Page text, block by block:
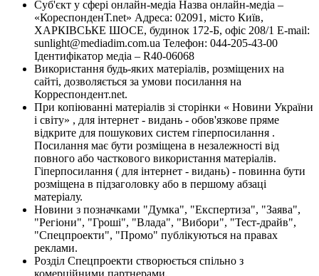
Суб'єкт у сфері онлайн-медіа Назва онлайн-медіа –
«КореспонденТ.net» Адреса: 02091, місто Київ,
ХАРКІВСЬКЕ ШОСЕ, будинок 172-Б, офіс 208/1 E-mail:
sunlight@mediadim.com.ua Телефон: 044-205-43-00
Ідентифікатор медіа – R40-06068
Використання будь-яких матеріалів, розміщених на
сайті, дозволяється за умови посилання на
Корреспондент.net.
При копіюванні матеріалів зі сторінки « Новини України
і світу» , для інтернет - видань - обов'язкове пряме
відкрите для пошукових систем гіперпосилання .
Посилання має бути розміщена в незалежності від
повного або часткового використання матеріалів.
Гіперпосилання ( для інтернет - видань) - повинна бути
розміщена в підзаголовку або в першому абзаці
матеріалу.
Новини з позначками "Думка", "Експертиза", "Заява",
"Регіони", "Гроші", "Влада", "Вибори", "Тест-драйв",
"Спецпроекти", "Промо" публікуються на правах
реклами.
Розділ Спецпроекти створюється спільно з